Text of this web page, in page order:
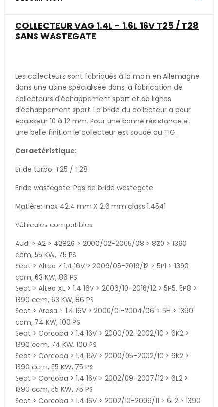
COLLECTEUR VAG 1.4L - 1.6L 16V T25 / T28
SANS WASTEGATE
Les collecteurs sont fabriqués à la main en Allemagne
dans une usine spécialisée dans la fabrication de
collecteurs d'échappement sport et de lignes
d'échappement sport. La bride du collecteur a pour
épaisseur 10 à 12 mm. Pour une bonne résistance et
une belle finition le collecteur est soudé au TIG.
Caractéristique:
Bride turbo: T25 / T28
Bride wastegate: Pas de bride wastegate
Matière: Inox 42.4 mm X 2.6 mm class 1.4541
Véhicules compatibles:
Audi > A2 > 42826 > 2000/02-2005/08 > 8Z0 > 1390
ccm, 55 KW, 75 PS
Seat > Altea > 1.4 16V > 2006/05-2016/12 > 5P1 > 1390
ccm, 63 KW, 86 PS
Seat > Altea XL > 1.4 16V > 2006/10-2016/12 > 5P5, 5P8 >
1390 ccm, 63 KW, 86 PS
Seat > Arosa > 1.4 16V > 2000/01-2004/06 > 6H > 1390
ccm, 74 KW, 100 PS
Seat > Cordoba > 1.4 16V > 2000/02-2002/10 > 6K2 >
1390 ccm, 74 KW, 100 PS
Seat > Cordoba > 1.4 16V > 2000/05-2002/10 > 6K2 >
1390 ccm, 55 KW, 75 PS
Seat > Cordoba > 1.4 16V > 2002/09-2007/12 > 6L2 >
1390 ccm, 55 KW, 75 PS
Seat > Cordoba > 1.4 16V > 2002/10-2009/11 > 6L2 > 1390